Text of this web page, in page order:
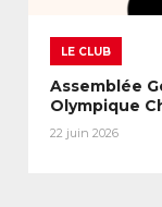
LE CLUB
Assemblée
Olympique
22 juin 2026